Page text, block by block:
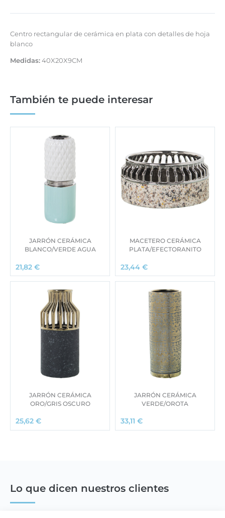
Centro rectangular de cerámica en plata con detalles de hoja
blanco
Medidas:40X20X9CM
También te puede interesar
JARRÓN CERÁMICA
BLANCO/VERDE AGUA
21,82 €
MACETERO CERÁMICA
PLATA/EFECTORANITO
23,44 €
JARRÓN CERÁMICA
ORO/GRIS OSCURO
25,62 €
JARRÓN CERÁMICA
VERDE/OROTA
33,11 €
Lo que dicen nuestros clientes